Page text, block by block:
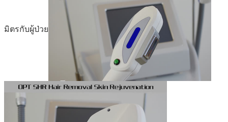
มิตรกับผู้ป่วย